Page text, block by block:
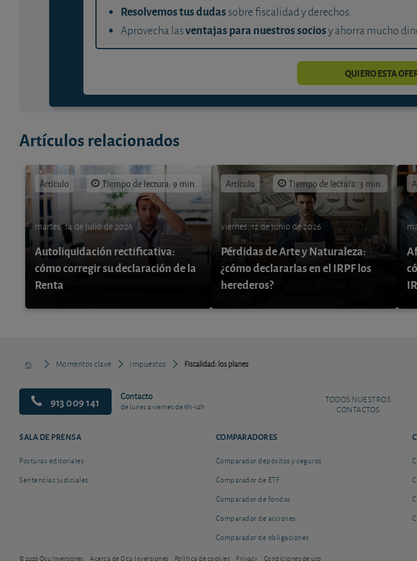
Resolvemos tus dudas sobre fiscalidad y derechos.
Aprovecha lasventajas para nuestros sociosy ahorra mucho
QUIERO ESTA
Artículos relacionados
Artículo Tiempo de lectura: 9 min.
martes, 14 de julio de 2026
Autoliquidación rectificativa:
cómo corregir su declaración de la
Renta
Artículo Tiempo de lectura: 3 min.
viernes, 12 de junio de 2026
Pérdidas de Arte y Naturaleza:
¿cómo declararlas en el IRPF los
herederos?
Momentos clave Impuestos Fiscalidad: los planes
913 009 141 Contacto
de lunes a viernes de 9h-14h
TODOS NUESTROS
CONTACTOS
SALA DE PRENSA
Posturas editoriales
Sentencias judiciales
COMPARADORES
Comparador depósitos y seguros
Comparador de ETF
Comparador de fondos
Comparador de acciones
Comparador de obligaciones
© 2026 Ocu Inversiones Acerca de Ocu Inversiones Política de cookies Privacy Condiciones de uso